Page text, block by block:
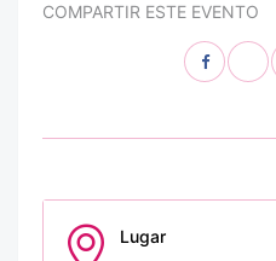
COMPARTIR ESTE EVENTO
Lugar